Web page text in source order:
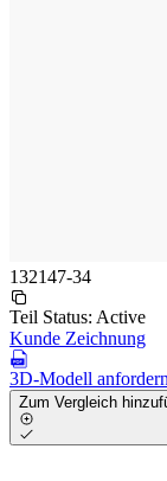
132147-34
Teil Status: Active
Kunde Zeichnung
3D-Modell anfordern
Zum Vergleich